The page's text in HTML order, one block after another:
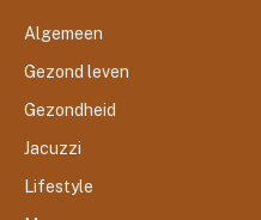
Algemeen
Gezond leven
Gezondheid
Jacuzzi
Lifestyle